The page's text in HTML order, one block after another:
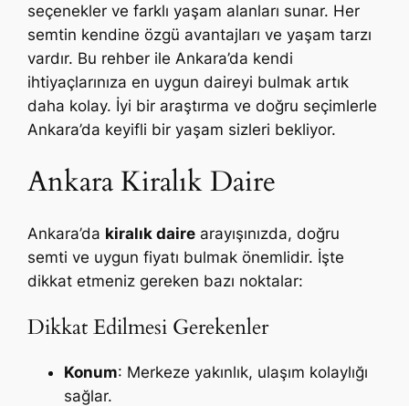
seçenekler ve farklı yaşam alanları sunar. Her
semtin kendine özgü avantajları ve yaşam tarzı
vardır. Bu rehber ile Ankara’da kendi
ihtiyaçlarınıza en uygun daireyi bulmak artık
daha kolay. İyi bir araştırma ve doğru seçimlerle
Ankara’da keyifli bir yaşam sizleri bekliyor.
Ankara Kiralık Daire
Ankara’da kiralık daire arayışınızda, doğru
semti ve uygun fiyatı bulmak önemlidir. İşte
dikkat etmeniz gereken bazı noktalar:
Dikkat Edilmesi Gerekenler
Konum: Merkeze yakınlık, ulaşım kolaylığı
sağlar.